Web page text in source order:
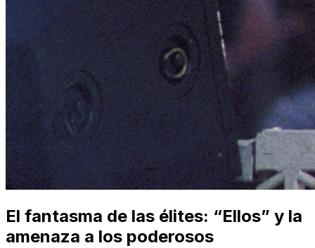
El fantasma de las élites: “Ellos” y la
amenaza a los poderosos